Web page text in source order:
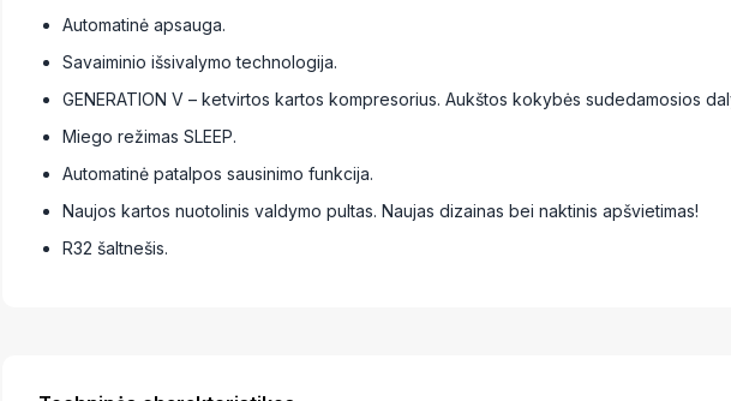
Automatinė apsauga.
Savaiminio išsivalymo technologija.
GENERATION V – ketvirtos kartos kompresorius. Aukštos kokybės sudedamosios
Miego režimas SLEEP.
Automatinė patalpos sausinimo funkcija.
Naujos kartos nuotolinis valdymo pultas. Naujas dizainas bei naktinis apšvietimas!
R32 šaltnešis.